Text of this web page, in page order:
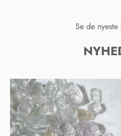
Se de nyeste